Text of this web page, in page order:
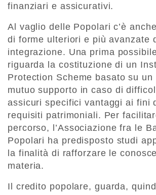
finanziari e assicurativi.
Al vaglio delle Popolari c’è
di forme ulteriori e più avanzate
integrazione. Una prima
riguarda la costituzione di un
Protection Scheme basato su un
mutuo supporto in caso di
assicuri specifici vantaggi ai fini
requisiti patrimoniali. Per
percorso, l’Associazione fra le
Popolari ha predisposto studi
la finalità di rafforzare le
materia.
Il credito popolare, guarda,